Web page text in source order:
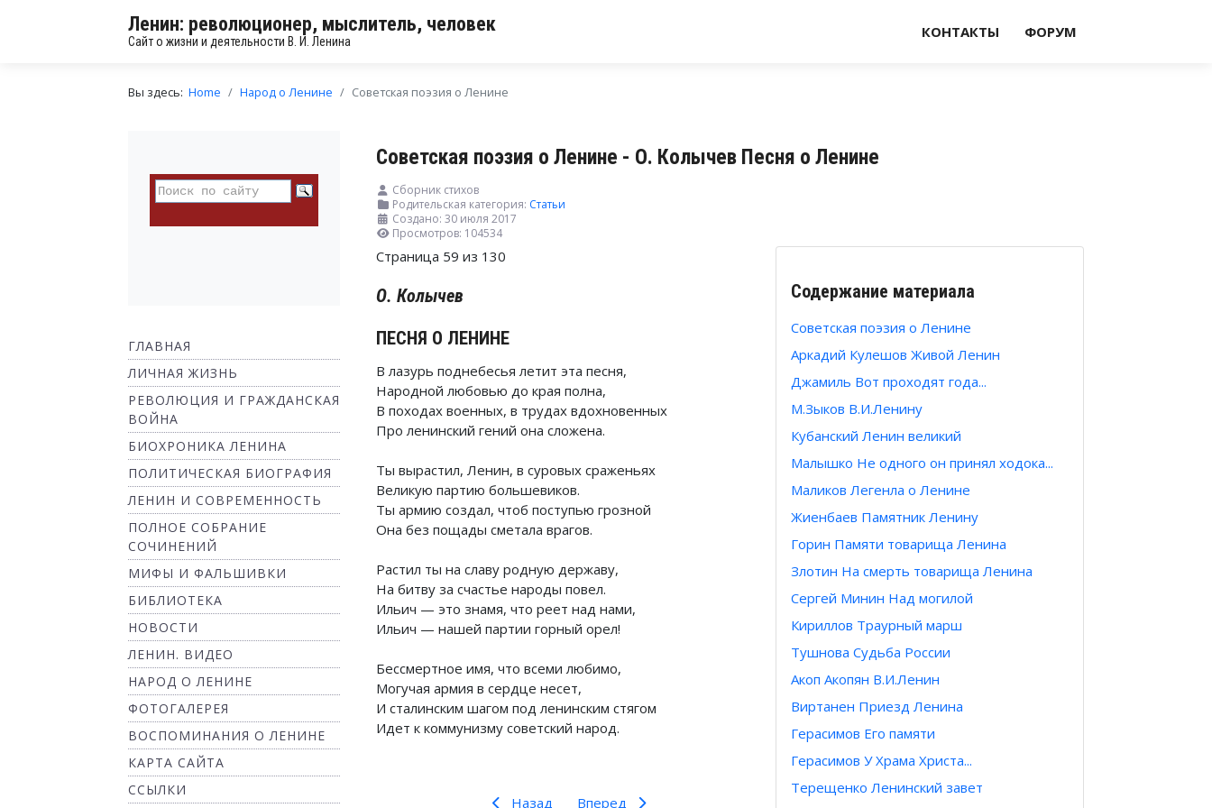
Ленин: революционер, мыслитель, человек
Сайт о жизни и деятельности В. И. Ленина
КОНТАКТЫ ФОРУМ
Вы здесь: Home Народ о Ленине Советская поэзия о Ленине
ГЛАВНАЯ
ЛИЧНАЯ ЖИЗНЬ
РЕВОЛЮЦИЯ И ГРАЖДАНСКАЯ
ВОЙНА
БИОХРОНИКА ЛЕНИНА
ПОЛИТИЧЕСКАЯ БИОГРАФИЯ
ЛЕНИН И СОВРЕМЕННОСТЬ
ПОЛНОЕ СОБРАНИЕ
СОЧИНЕНИЙ
МИФЫ И ФАЛЬШИВКИ
БИБЛИОТЕКА
НОВОСТИ
ЛЕНИН. ВИДЕО
НАРОД О ЛЕНИНЕ
ФОТОГАЛЕРЕЯ
ВОСПОМИНАНИЯ О ЛЕНИНЕ
КАРТА САЙТА
ССЫЛКИ
Советская поэзия о Ленине - О. Колычев Песня о Ленине
Сборник стихов
Родительская категория: Статьи
Создано: 30 июля 2017
Просмотров: 104534
Содержание материала
Советская поэзия о Ленине
Аркадий Кулешов Живой Ленин
Джамиль Вот проходят года...
М.Зыков В.И.Ленину
Кубанский Ленин великий
Малышко Не одного он принял ходока...
Маликов Легенла о Ленине
Жиенбаев Памятник Ленину
Горин Памяти товарища Ленина
Злотин На смерть товарища Ленина
Сергей Минин Над могилой
Кириллов Траурный марш
Тушнова Судьба России
Акоп Акопян В.И.Ленин
Виртанен Приезд Ленина
Герасимов Его памяти
Герасимов У Храма Христа...
Терещенко Ленинский завет
Страница 59 из 130
О. Колычев
ПЕСНЯ О ЛЕНИНЕ
В лазурь поднебесья летит эта песня,
Народной любовью до края полна,
В походах военных, в трудах вдохновенных
Про ленинский гений она сложена.
Ты вырастил, Ленин, в суровых сраженьях
Великую партию большевиков.
Ты армию создал, чтоб поступью грозной
Она без пощады сметала врагов.
Растил ты на славу родную державу,
На битву за счастье народы повел.
Ильич — это знамя, что реет над нами,
Ильич — нашей партии горный орел!
Бессмертное имя, что всеми любимо,
Могучая армия в сердце несет,
И сталинским шагом под ленинским стягом
Идет к коммунизму советский народ.
Назад Вперед